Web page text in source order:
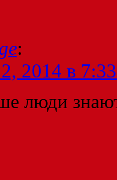
:
2014 в
люди